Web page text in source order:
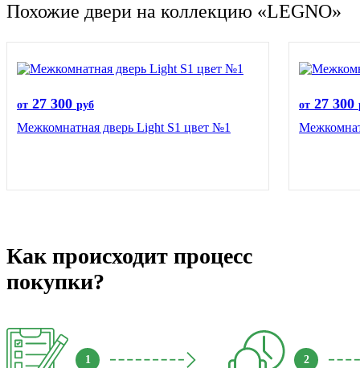
Похожие двери на коллекцию «LEGNO»
от 27 300 руб
Межкомнатная дверь Light S1 цвет №1
от 27 300
Как происходит процесс
покупки?
1 2